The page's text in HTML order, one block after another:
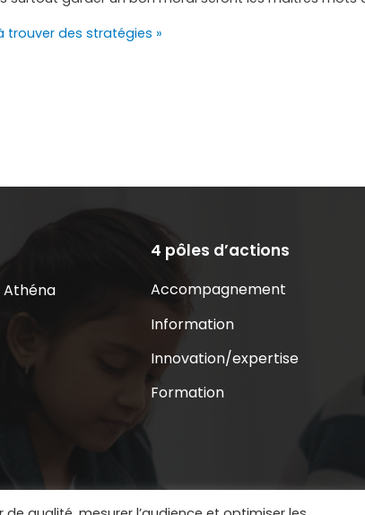
trouver des stratégies »
Athéna
4 pôles d’actions
Accompagnement
Information
Innovation/expertise
Formation